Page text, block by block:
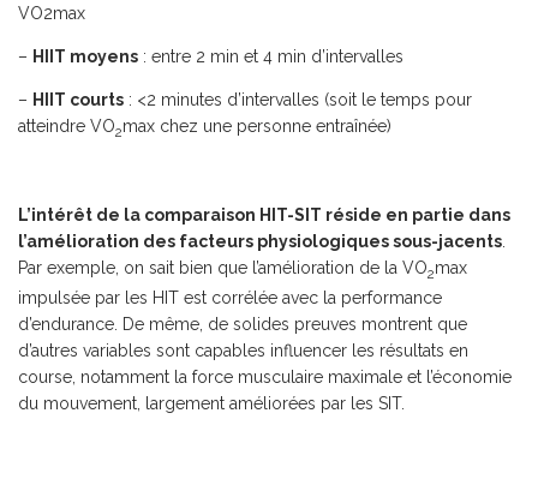
VO2max
– HIIT moyens : entre 2 min et 4 min d’intervalles
– HIIT courts : <2 minutes d’intervalles (soit le temps pour
atteindre VO2max chez une personne entraînée)
L’intérêt de la comparaison HIT-SIT réside en partie dans
l’amélioration des facteurs physiologiques sous-jacents.
Par exemple, on sait bien que l’amélioration de la VO2max
impulsée par les HIT est corrélée avec la performance
d’endurance. De même, de solides preuves montrent que
d’autres variables sont capables influencer les résultats en
course, notamment la force musculaire maximale et l’économie
du mouvement, largement améliorées par les SIT.